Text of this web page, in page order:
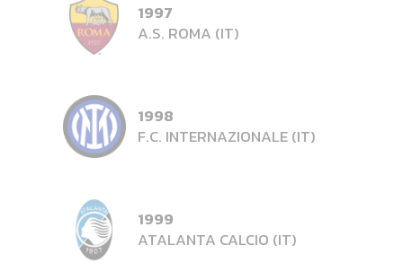
1997
A.S. ROMA (IT)
1998
F.C. INTERNAZIONALE (IT)
1999
ATALANTA CALCIO (IT)